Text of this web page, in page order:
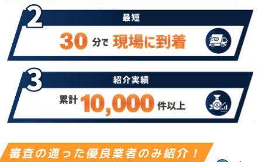
審査の通った優良業者のみ紹介！